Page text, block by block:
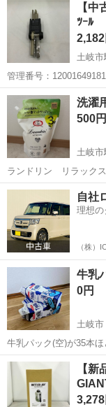
【
ﾂｰﾙ
2,182
土岐市
管理番号：
JAN/EAN： ■サイズ・仕様 サイズ：幅 ×厚さ ×高さ (mm) 重量： g 付
属品： 状態のラン...
岐阜 土岐市 土
洗濯
500円
土岐市
岐阜 土岐市 土
自社
理想の
（株）
牛乳
0円
土岐市
牛乳パック(空)が35本
みの工作にどうですか？
岐阜 土岐市 生
【
3,278